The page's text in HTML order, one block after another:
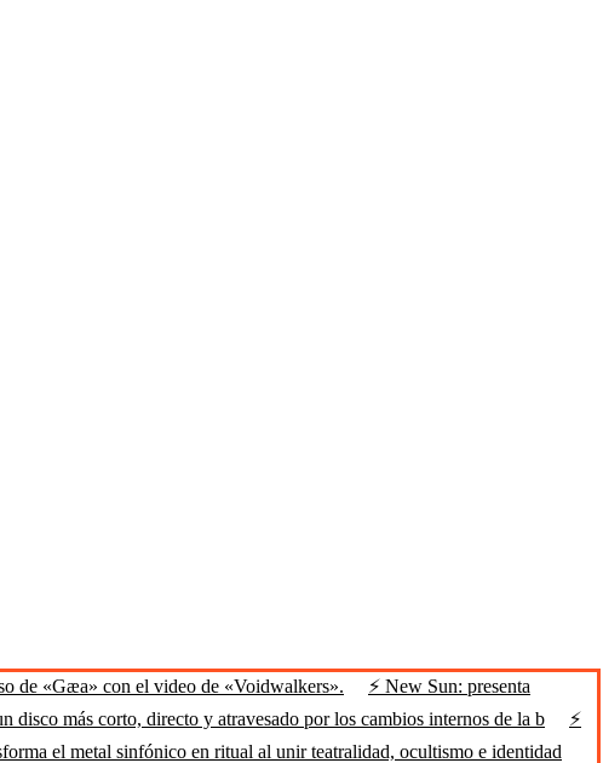
de «Gæa» con el video de «Voidwalkers».
⚡ New Sun: presenta
disco más corto, directo y atravesado por los cambios internos de la b
⚡
el metal sinfónico en ritual al unir teatralidad, ocultismo e identidad